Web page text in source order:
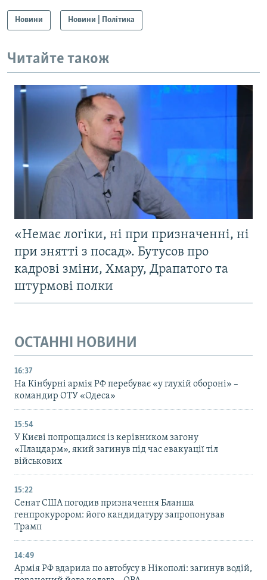
Новини Новини | Політика
Читайте також
«Немає логіки, ні при призначенні, ні
при знятті з посад». Бутусов про
кадрові зміни, Хмару, Драпатого та
штурмові полки
ОСТАННІ НОВИНИ
16:37
На Кінбурні армія РФ перебуває «у глухій обороні» –
командир ОТУ «Одеса»
15:54
У Києві попрощалися із керівником загону
«Плацдарм», який загинув під час евакуації тіл
військових
15:22
Сенат США погодив призначення Бланша
генпрокурором: його кандидатуру запропонував
Трамп
14:49
Армія РФ вдарила по автобусу в Нікополі: загинув водій,